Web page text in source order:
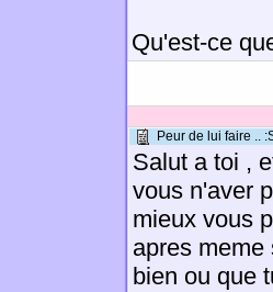
Qu'est-ce
Peur de lui faire ..
Salut a toi ,
vous n'aver
mieux vous
apres
bien ou que